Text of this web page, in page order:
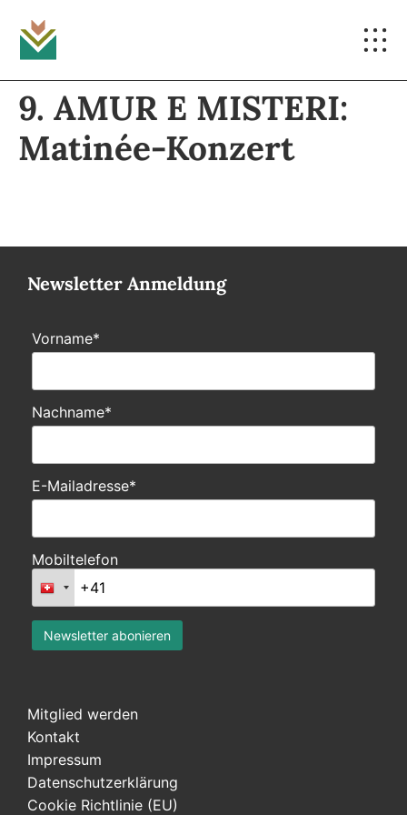
9. AMUR E MISTERI:
Matinée-Konzert
Newsletter Anmeldung
Vorname*
Nachname*
E-Mailadresse*
Mobiltelefon
Mitglied werden
Kontakt
Impressum
Datenschutzerklärung
Cookie Richtlinie (EU)